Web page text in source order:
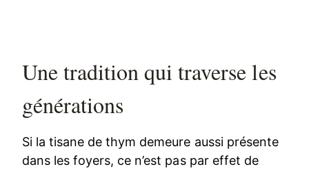
Une tradition qui traverse les
générations
Si la tisane de thym demeure aussi présente
dans les foyers, ce n’est pas par effet de